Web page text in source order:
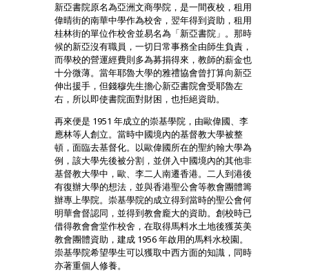
新亞書院原名為亞洲文商學院，是一間夜校，租用
偉晴街的南華中學作為校舍，翌年得到資助，租用
桂林街的單位作校舍並易名為「新亞書院」。那時
候的新亞沒有職員，一切日常事務全由師生負責，
而學校的營運經費則多為募捐得來，教師的薪金也
十分微薄。當年耶魯大學的雅禮協會曾打算向新亞
伸出援手，但錢穆先生擔心新亞書院會受耶魯左
右，所以即使書院面對財困，也拒絕資助。
再來便是 1951 年成立的崇基學院，由歐偉國、李
應林等人創立。當時中國境內的基督教大學被整
頓，面臨去基督化。以歐偉國所在的聖約翰大學為
例，該大學先後被分割，並併入中國境內的其他非
基督教大學中，歐、李二人南遷香港。二人到港後
有復辦大學的想法，並與香港聖公會等教會團體籌
辦專上學院。崇基學院的成立得到當時的聖公會何
明華會督認同，並得到教會龐大的資助。創校時已
借得教會會堂作校舍，在取得馬料水土地後獲英美
教會團體資助，建成 1956 年啟用的馬料水校園。
崇基學院希望學生可以獲取中西方面的知識，同時
亦著重個人修養。